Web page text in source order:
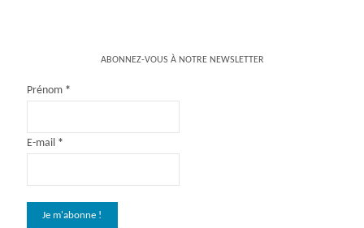
ABONNEZ-VOUS À NOTRE NEWSLETTER
Prénom *
E-mail *